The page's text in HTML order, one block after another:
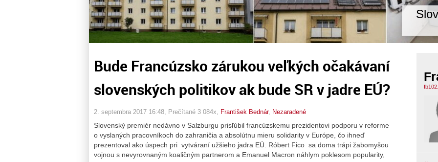
Bude Francúzsko zárukou veľkých očakávaní
slovenských politikov ak bude SR v jadre EÚ?
2. septembra 2017 16:48 , Prečítané 3 084x, František Bednár, Nezaradené
Slovenský premiér nedávno v Salzburgu prisľúbil francúzskemu prezidentovi podporu v reforme
o vyslaných pracovníkoch do zahraničia a absolútnu mieru solidarity v Európe, čo ihneď
prezentoval ako úspech pri vytváraní užšieho jadra EÚ. Róbert Fico sa doma trápi žabomyšou
vojnou s nevyrovnaným koaličným partnerom a Emanuel Macron náhlym poklesom popularity,